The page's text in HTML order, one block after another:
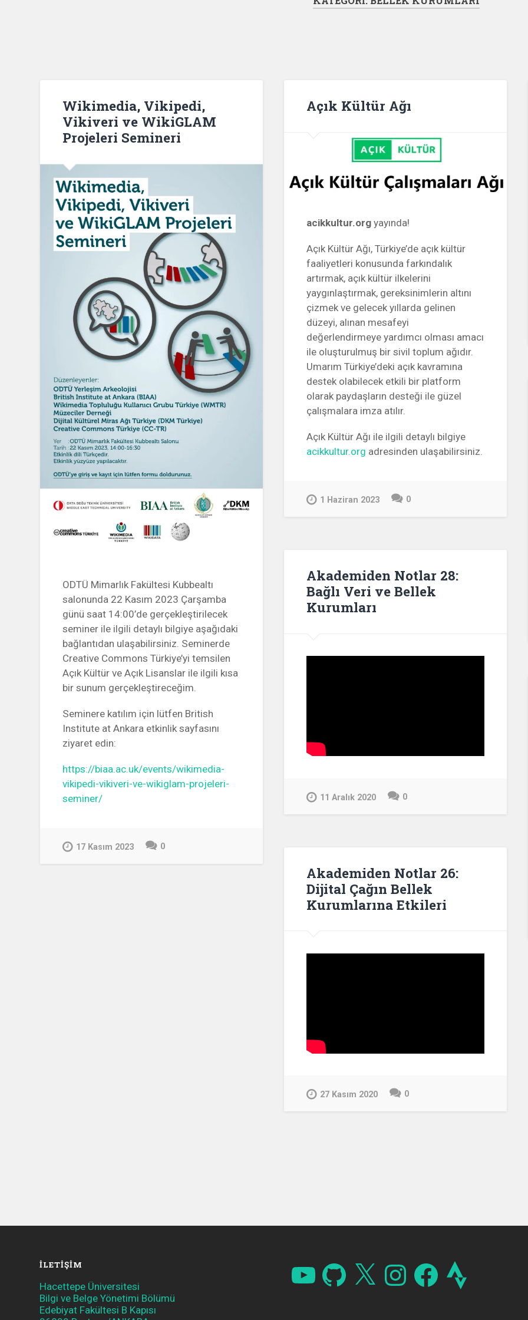
Wikimedia, Vikipedi,
Vikiveri ve WikiGLAM
Projeleri Semineri
ODTÜ Mimarlık Fakültesi Kubbealtı
salonunda 22 Kasım 2023 Çarşamba
günü saat 14:00’de gerçekleştirilecek
seminer ile ilgili detaylı bilgiye aşağıdaki
bağlantıdan ulaşabilirsiniz. Seminerde
Creative Commons Türkiye’yi temsilen
Açık Kültür ve Açık Lisanslar ile ilgili kısa
bir sunum gerçekleştireceğim.
Seminere katılım için lütfen British
Institute at Ankara etkinlik sayfasını
ziyaret edin:
https://biaa.ac.uk/events/wikimedia-
vikipedi-vikiveri-ve-wikiglam-projeleri-
seminer/
17 Kasım 2023 0
Açık Kültür Ağı
acikkultur.org yayında!
Açık Kültür Ağı, Türkiye’de açık kültür
faaliyetleri konusunda farkındalık
artırmak, açık kültür ilkelerini
yaygınlaştırmak, gereksinimlerin altını
çizmek ve gelecek yıllarda gelinen
düzeyi, alınan mesafeyi
değerlendirmeye yardımcı olması amacı
ile oluşturulmuş bir sivil toplum ağıdır.
Umarım Türkiye’deki açık kavramına
destek olabilecek etkili bir platform
olarak paydaşların desteği ile güzel
çalışmalara imza atılır.
Açık Kültür Ağı ile ilgili detaylı bilgiye
acikkultur.org adresinden ulaşabilirsiniz.
1 Haziran 2023 0
Akademiden Notlar 28:
Bağlı Veri ve Bellek
Kurumları
11 Aralık 2020 0
Akademiden Notlar 26:
Dijital Çağın Bellek
Kurumlarına Etkileri
27 Kasım 2020 0
İLETIŞIM
Hacettepe Üniversitesi
Bilgi ve Belge Yönetimi Bölümü
Edebiyat Fakültesi B Kapısı
YouTubeGitHub X InstagramFacebookStrava